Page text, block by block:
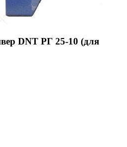
DNT РГ 25-10 (для